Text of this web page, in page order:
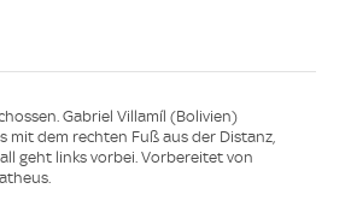
Gabriel Villamíl (Bolivien)
mit dem rechten Fuß aus der Distanz,
geht links vorbei. Vorbereitet von